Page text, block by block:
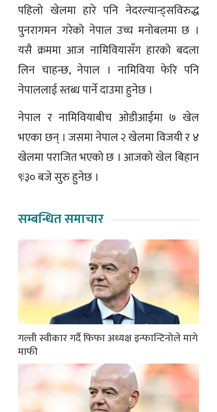
पहिलो खेलमा हारे पनि नेदरल्यान्ड्सविरुद्ध
पुनरागमन गरेको नेपाल उच्च मनोबलमा छ ।
यसै क्रममा आज नामिवियासँग हारको बदला
लिन चाहन्छ, नेपाल । नामिविया फेरि पनि
नेपाललाई स्तब्ध पार्ने दाउमा हुनेछ ।
नेपाल र नामिवियाबीच ओडीआईमा ७ खेल
भएका छन् । जसमा नेपाल २ खेलमा विजयी र ४
खेलमा पराजित भएको छ । आजको खेल बिहान
९ः३० बजे सुरु हुनेछ ।
सम्बन्धित समाचार
गल्ती स्वीकार गर्दै फिफा अध्यक्ष इन्फान्टिनोले मागे
माफी